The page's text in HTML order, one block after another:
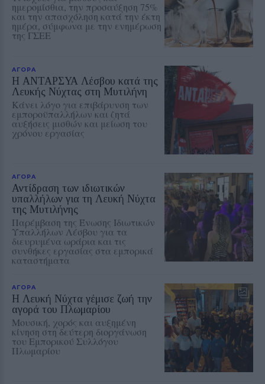
ημερομίσθια, την προσαύξηση 75%
και την απασχόληση κατά την έκτη
ημέρα, σύμφωνα με την ενημέρωση
της ΓΣΕΕ
ΑΓΟΡΑ
Η ΑΝΤΑΡΣΥΑ Λέσβου κατά της
Λευκής Νύχτας στη Μυτιλήνη
Κάνει λόγο για επιβάρυνση των
εμποροϋπαλλήλων και ζητά
αυξήσεις μισθών και μείωση του
χρόνου εργασίας
ΑΓΟΡΑ
Αντίδραση των ιδιωτικών
υπαλλήλων για τη Λευκή Νύχτα
της Μυτιλήνης
Παρέμβαση της Ένωσης Ιδιωτικών
Υπαλλήλων Λέσβου για τα
διευρυμένα ωράρια και τις
συνθήκες εργασίας στα εμπορικά
καταστήματα
ΑΓΟΡΑ
Η Λευκή Νύχτα γέμισε ζωή την
αγορά του Πλωμαρίου
Μουσική, χορός και αυξημένη
κίνηση στη δεύτερη διοργάνωση
του Εμπορικού Συλλόγου
Πλωμαρίου